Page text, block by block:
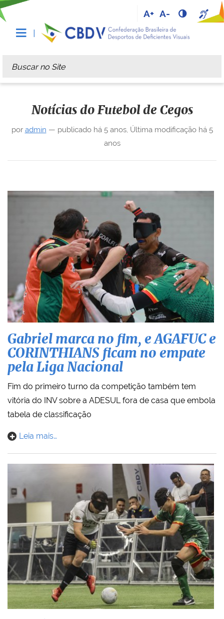
A+ A-
Busca
Busca Avançada…
Notícias do Futebol de Cegos
por admin — publicado há 5 anos, Última modificação há 5
anos
Gabriel marca no fim, e AGAFUC e
CORINTHIANS ficam no empate
pela Liga Nacional
Fim do primeiro turno da competição também tem
vitória do INV sobre a ADESUL fora de casa que embola
tabela de classificação
Leia mais…